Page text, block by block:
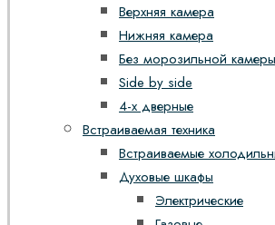
Верхняя камера
Нижняя камера
Без морозильной камеры
Side by side
4-х дверные
Встраиваемая техника
Встраиваемые
Духовые шкафы
Электрические